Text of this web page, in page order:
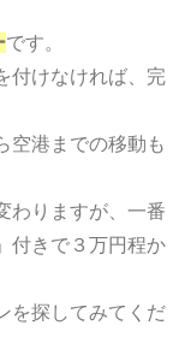
です。
付けなければ、完
空港までの移動も
わりますが、一番
付きで３万円程か
を探してみてくだ